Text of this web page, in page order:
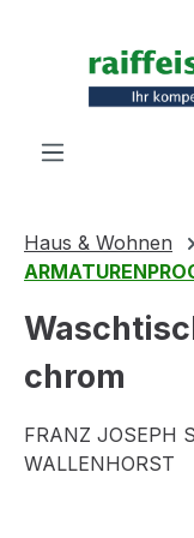
Haus & Wohnen
chrom
FRANZ JOSEPH
WALLENHORST